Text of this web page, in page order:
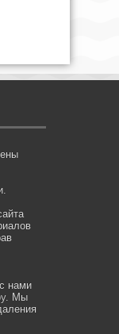
нами
. Мы